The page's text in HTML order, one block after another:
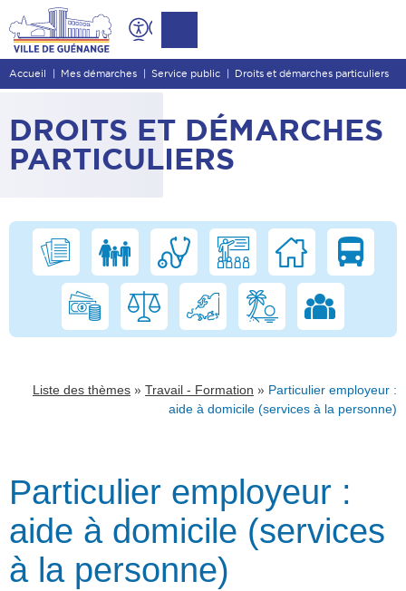
Contenu
Entête de page
Menu principal
Pied de page
Accueil Mes démarches Service public Droits et démarches particuliers
DROITS ET DÉMARCHES
PARTICULIERS
Liste des thèmes » Travail - Formation » Particulier employeur :
aide à domicile (services à la personne)
Particulier employeur :
aide à domicile (services
à la personne)